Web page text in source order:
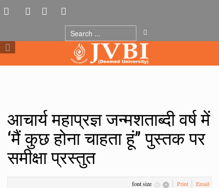
आचार्य महाप्रज्ञ जन्मशताब्दी वर्ष में
‘मैं कुछ होना चाहता हूं’’ पुस्तक पर
समीक्षा प्रस्तुत
font size Print Email